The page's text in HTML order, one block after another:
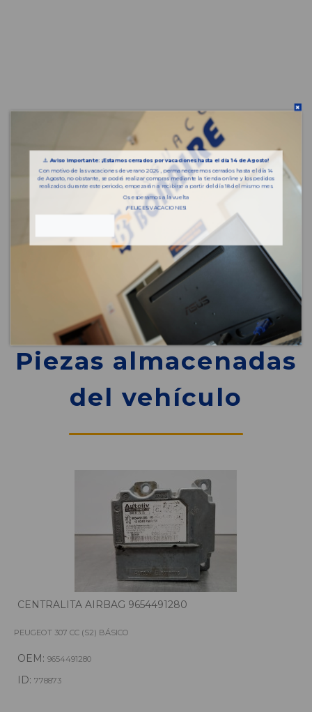
Piezas almacenadas
del vehículo
CENTRALITA AIRBAG 9654491280
PEUGEOT 307 CC (S2) BÁSICO
OEM: 9654491280
ID: 778873
⚠️Aviso importante: ¡Estamos cerrados por vacaciones hasta el día 14 de Agosto!
Con motivo de las vacaciones de verano 2026 , permaneceremos cerrados hasta el día 14
de Agosto, no obstante, se podrá realizar compras mediante la tienda online y los pedidos
realizados durante este periodo, empezarán a recibirse a partir del día 18 del mismo mes.
Os esperamos a la vuelta
¡FELICES VACACIONES!